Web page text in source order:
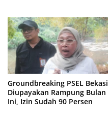
Groundbreaking PSEL Bekasi
Diupayakan Rampung Bulan
Ini, Izin Sudah 90 Persen